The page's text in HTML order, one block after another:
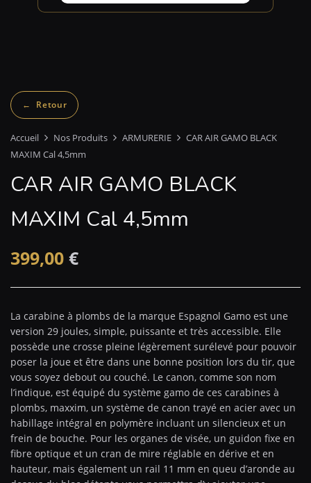
Accueil Nos Produits ARMURERIE
CAR AIR GAMO BLACK
MAXIM Cal 4,5mm
CAR AIR GAMO BLACK
MAXIM Cal 4,5mm
399,00 €
La carabine à plombs de la marque Espagnol Gamo est une
version 29 joules, simple, puissante et très accessible. Elle
possède une crosse pleine légèrement surélevé pour pouvoir
poser la joue et être dans une bonne position lors du tir, que
vous soyez debout ou couché. Le canon, comme son nom
l’indique, est équipé du système gamo de ces carabines à
plombs, maxxim, un système de canon trayé en acier avec un
habillage intégral en polymère incluant un silencieux et un
frein de bouche. Pour les organes de visée, un guidon fixe en
fibre optique et un cran de mire réglable en dérive et en
hauteur, mais également un rail 11 mm en queu d’aronde au